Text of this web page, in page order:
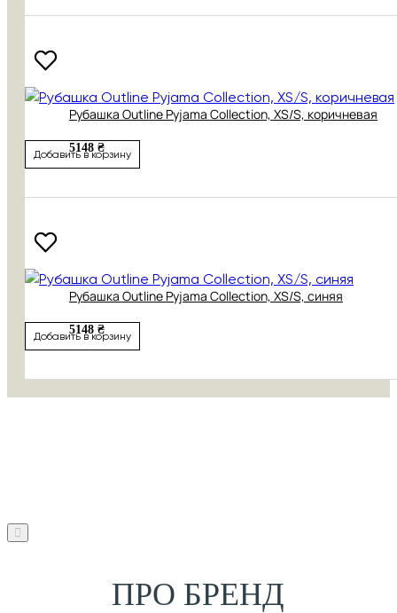
Рубашка Outline Pyjama Collection, XS/S, коричневая
5148 ₴
Добавить в корзину
Рубашка Outline Pyjama Collection, XS/S, синяя
5148 ₴
Добавить в корзину
ПРО БРЕНД